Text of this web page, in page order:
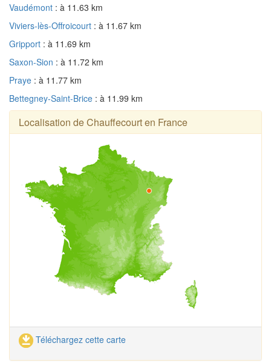
Vaudémont : à 11.63 km
Viviers-lès-Offroicourt : à 11.67 km
Gripport : à 11.69 km
Saxon-Sion : à 11.72 km
Praye : à 11.77 km
Bettegney-Saint-Brice : à 11.99 km
Localisation de Chauffecourt en France
Téléchargez cette carte